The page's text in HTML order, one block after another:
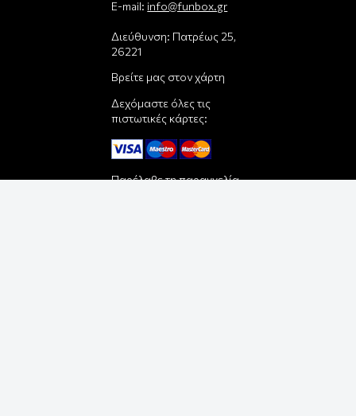
E-mail: info@funbox.gr
Διεύθυνση: Πατρέως 25,
26221
Βρείτε μας στον χάρτη
Δεχόμαστε όλες τις
πιστωτικές κάρτες:
Παρέλαβε τη παραγγελία